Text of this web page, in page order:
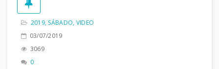
2019, SÁBADO, VIDEO
03/07/2019
3069
0